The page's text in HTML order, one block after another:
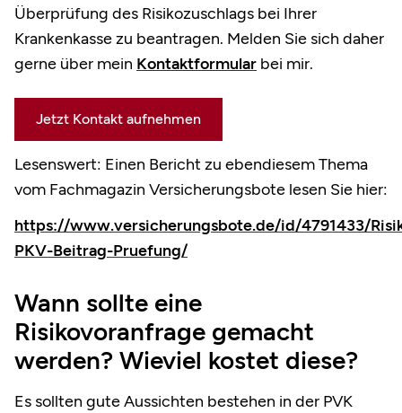
Überprüfung des Risikozuschlags bei Ihrer
Krankenkasse zu beantragen. Melden Sie sich daher
gerne über mein Kontaktformular bei mir.
Jetzt Kontakt aufnehmen
Lesenswert: Einen Bericht zu ebendiesem Thema
vom Fachmagazin Versicherungsbote lesen Sie hier:
https://www.versicherungsbote.de/id/4791433/
PKV-Beitrag-Pruefung/
Wann sollte eine
Risikovoranfrage gemacht
werden? Wieviel kostet diese?
Es sollten gute Aussichten bestehen in der PVK